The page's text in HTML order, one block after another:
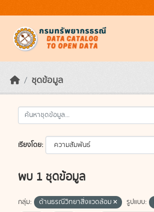
ชุดข้อมูล
เรียงโดย
พบ 1 ชุดข้อมูล
กลุ่ม: ด้านธรณีวิทยาสิ่งแวดล้อม รูปแบบ: